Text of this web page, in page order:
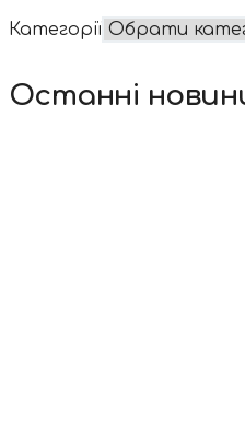
Категорії
Останні